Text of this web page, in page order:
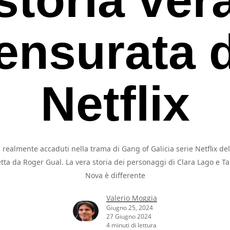
Netflix
accaduti nella trama di Gang of Galicia serie Netflix
da Roger Gual. La vera storia dei personaggi di Clara Lago e
Nova è differente
Valerio Moggia
Giugno 25, 2024
27 Giugno 2024
4 minuti di lettura